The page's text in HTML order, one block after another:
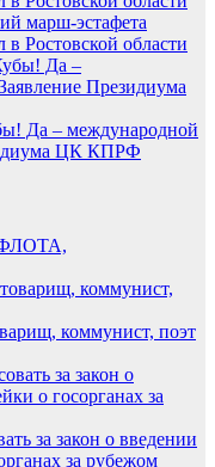
марш-эстафета
Ростовской области
Да – международной
ЦК КПРФ
коммунист, поэт
за закон о введении
за рубежом